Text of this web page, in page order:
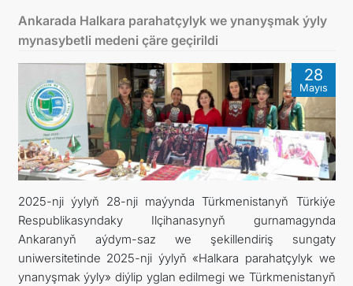
TÜRKMENISTAN
KONSOLOSLUK IŞLEMLERI
RANDEVU ALINIZ
DB
TOURISM
İLETIŞIM
Ankarada Halkara parahatçylyk we ynanyşmak ýyly
mynasybetli medeni çäre geçirildi
28
Mayıs
2025-nji ýylyň 28-nji maýynda Türkmenistanyň Türkiýe
Respublikasyndaky Ilçihanasynyň gurnamagynda
Ankaranyň aýdym-saz we şekillendiriş sungaty
uniwersitetinde 2025-nji ýylyň «Halkara parahatçylyk we
ynanyşmak ýyly» diýlip yglan edilmegi we Türkmenistanyň